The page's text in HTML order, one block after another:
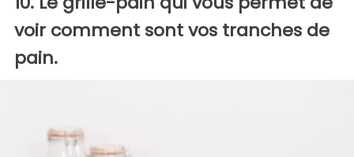
voir comment sont vos tranches de
pain.